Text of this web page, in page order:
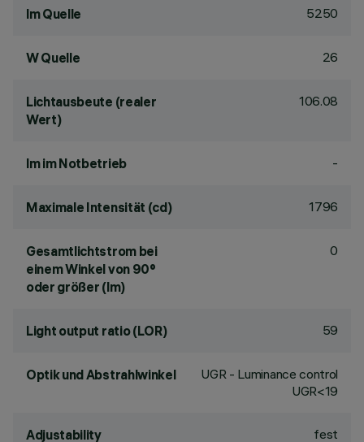
lm Quelle 5250
W Quelle 26
Lichtausbeute (realer
Wert)
106.08
lm im Notbetrieb -
Maximale Intensität (cd) 1796
Gesamtlichtstrom bei
einem Winkel von 90°
oder größer (lm)
0
Light output ratio (LOR) 59
Optik und Abstrahlwinkel
UGR - Luminance control
UGR<19
Adjustability fest